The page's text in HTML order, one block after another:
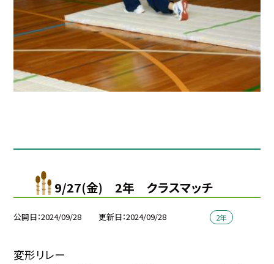
9/27(金) 2年 クラスマッチ
公開日 2024/09/28 更新日 2024/09/28 2年
変形リレー